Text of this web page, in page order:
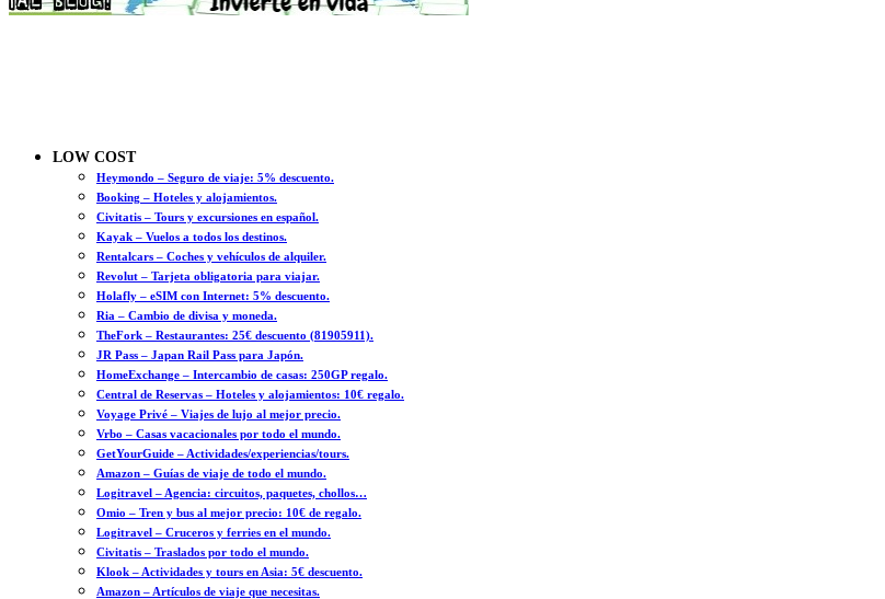
LOW COST
Heymondo – Seguro de viaje: 5% descuento.
Booking – Hoteles y alojamientos.
Civitatis – Tours y excursiones en español.
Kayak – Vuelos a todos los destinos.
Rentalcars – Coches y vehículos de alquiler.
Revolut – Tarjeta obligatoria para viajar.
Holafly – eSIM con Internet: 5% descuento.
Ria – Cambio de divisa y moneda.
TheFork – Restaurantes: 25€ descuento (81905911).
JR Pass – Japan Rail Pass para Japón.
HomeExchange – Intercambio de casas: 250GP regalo.
Central de Reservas – Hoteles y alojamientos: 10€ regalo.
Voyage Privé – Viajes de lujo al mejor precio.
Vrbo – Casas vacacionales por todo el mundo.
GetYourGuide – Actividades/experiencias/tours.
Amazon – Guías de viaje de todo el mundo.
Logitravel – Agencia: circuitos, paquetes, chollos…
Omio – Tren y bus al mejor precio: 10€ de regalo.
Logitravel – Cruceros y ferries en el mundo.
Civitatis – Traslados por todo el mundo.
Klook – Actividades y tours en Asia: 5€ descuento.
Amazon – Artículos de viaje que necesitas.